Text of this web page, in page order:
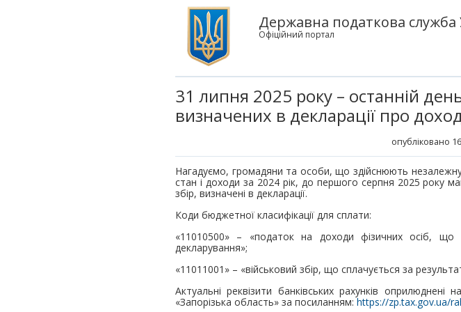
Державна податкова служба
Офіційний портал
31 липня 2025 року – останній
визначених в декларації про
опубліковано
Нагадуємо, громадяни та особи, що здійснюють незалежну
стан і доходи за 2024 рік, до першого серпня 2025 року
збір, визначені в декларації.
Коди бюджетної класифікації для сплати:
«11010500» – «податок на доходи фізичних осіб, що
декларування»;
«11011001» – «військовий збір, що сплачується за
Актуальні реквізити банківських рахунків
«Запорізька область» за посиланням:https://zp.tax.gov.ua/